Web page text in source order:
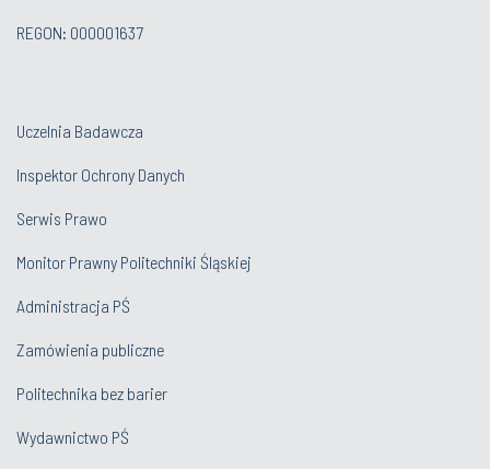
REGON: 000001637
Uczelnia Badawcza
Inspektor Ochrony Danych
Serwis Prawo
Monitor Prawny Politechniki Śląskiej
Administracja PŚ
Zamówienia publiczne
Politechnika bez barier
Wydawnictwo PŚ